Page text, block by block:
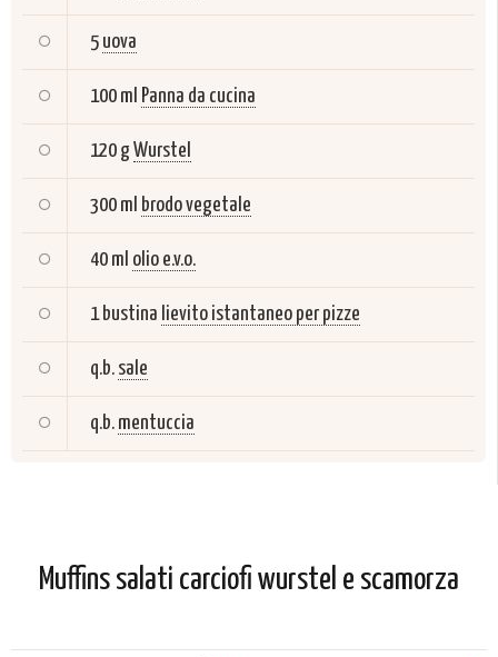
5 uova
100 ml Panna da cucina
120 gWurstel
300 ml brodo vegetale
40 ml olio e.v.o.
1 bustina lievito istantaneo per pizze
q.b. sale
q.b. mentuccia
Muffins salati carciofi wurstel e scamorza